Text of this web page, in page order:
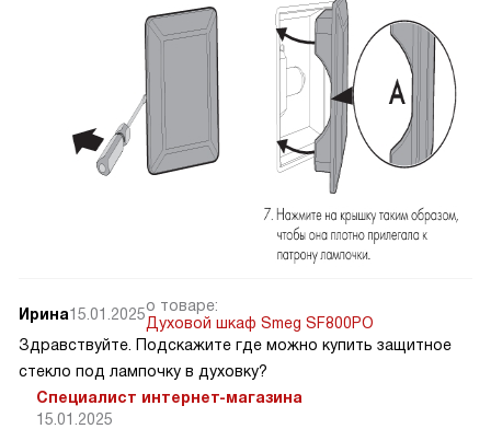
Ирина15.01.2025о товаре:
Духовой шкаф Smeg SF800PO
Здравствуйте. Подскажите где можно купить защитное
стекло под лампочку в духовку?
Специалист интернет-магазина
15.01.2025